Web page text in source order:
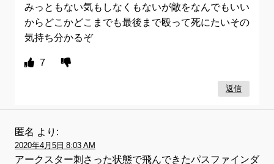
みっともない気もしなくもないが敵をなんでもいい
からどこかどこまでも最後まで殴って死にたいその
気持ち分かるぞ
7
返信
匿名 より:
2020年4月5日 8:03 AM
アークスター刺さった状態で飛んできたパスファインダ